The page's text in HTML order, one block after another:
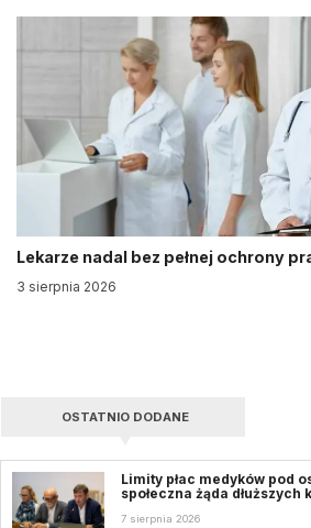
Lekarze nadal bez pełnej ochrony
3 sierpnia 2026
OSTATNIO DODANE
Limity płac medyków pod
społeczna żąda dłuższych
7 sierpnia 2026